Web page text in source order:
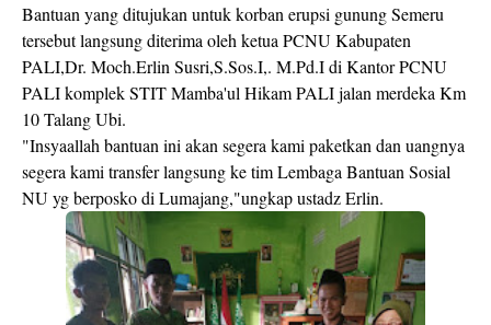
Bantuan yang ditujukan untuk korban erupsi gunung Semeru
tersebut langsung diterima oleh ketua PCNU Kabupaten
PALI,Dr. Moch.Erlin Susri,S.Sos.I,. M.Pd.I di Kantor PCNU
PALI komplek STIT Mamba'ul Hikam PALI jalan merdeka Km
10 Talang Ubi.
"Insyaallah bantuan ini akan segera kami paketkan dan uangnya
segera kami transfer langsung ke tim Lembaga Bantuan Sosial
NU yg berposko di Lumajang,"ungkap ustadz Erlin.